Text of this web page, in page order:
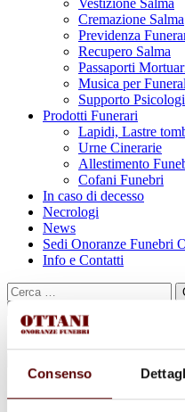
Consenso
Vestizione Salma
Cremazione Salma
Previdenza
Recupero Salma
Passaporti
Musica per
Supporto
Prodotti Funerari
Lapidi, Lastre
Urne Cinerarie
Allestimento
Cofani Funebri
In caso di decesso
Necrologi
News
Sedi Onoranze Funebri
Info e Contatti
Cerca
per:
Giancarlo